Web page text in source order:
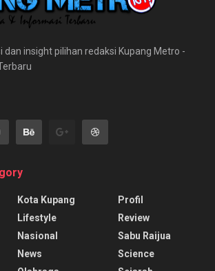
dan insight pilihan redaksi Kupang Metro -
Kota Kupang
Lifestyle
Nasional
News
Profil
Review
Sabu Raijua
Science